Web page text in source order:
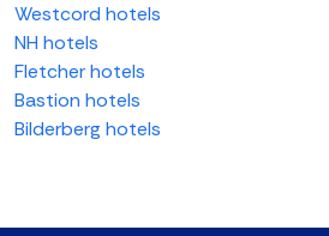
Westcord hotels
NH hotels
Fletcher hotels
Bastion hotels
Bilderberg hotels